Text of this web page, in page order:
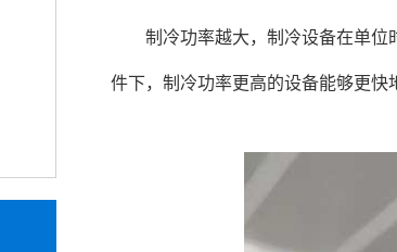
制冷功率越大，制冷设备在单位时
件下，制冷功率更高的设备能够更快